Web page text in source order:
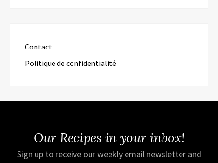
Contact
Politique de confidentialité
Our Recipes in your inbox!
Sign up to receive our weekly email newsletter and